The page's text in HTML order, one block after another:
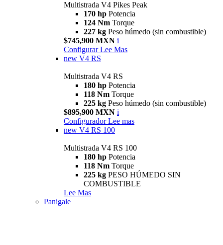
Multistrada V4 Pikes Peak
170 hp Potencia
124 Nm Torque
227 kg Peso húmedo (sin combustible)
$745,900 MXN i
Configurar Lee Mas
new V4 RS
Multistrada V4 RS
180 hp Potencia
118 Nm Torque
225 kg Peso húmedo (sin combustible)
$895,900 MXN i
Configurador Lee mas
new V4 RS 100
Multistrada V4 RS 100
180 hp Potencia
118 Nm Torque
225 kg PESO HÚMEDO SIN
COMBUSTIBLE
Lee Mas
Panigale